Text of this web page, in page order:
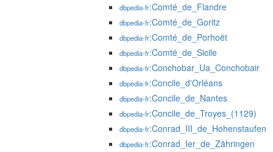
dbpedia-fr:Comté_de_Flandre
dbpedia-fr:Comté_de_Goritz
dbpedia-fr:Comté_de_Porhoët
dbpedia-fr:Comté_de_Sicile
dbpedia-fr:Conchobar_Ua_Conchobair
dbpedia-fr:Concile_d'Orléans
dbpedia-fr:Concile_de_Nantes
dbpedia-fr:Concile_de_Troyes_(1129)
dbpedia-fr:Conrad_III_de_Hohenstaufen
dbpedia-fr:Conrad_Ier_de_Zähringen